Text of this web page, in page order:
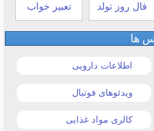
فال روز تولد تعبیر خواب
ها
اطلاعات دارویی
ویدئوهای فوتبال
کالری مواد غذایی